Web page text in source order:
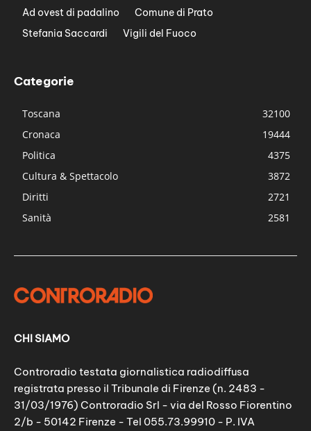
Ad ovest di padalino
Comune di Prato
Stefania Saccardi
Vigili del Fuoco
Categorie
Toscana
32100
Cronaca
19444
Politica
4375
Cultura & Spettacolo
3872
Diritti
2721
Sanità
2581
CHI SIAMO
Controradio testata giornalistica radiodiffusa
registrata presso il Tribunale di Firenze (n. 2483 -
31/03/1976) Controradio Srl - via del Rosso Fiorentino
2/b - 50142 Firenze - Tel 055.73.99910 - P. IVA